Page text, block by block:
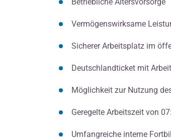
Vermögenswirksame
Sicherer Arbeitsplatz im
Deutschlandticket mit
Möglichkeit zur Nutzung
Geregelte Arbeitszeit von
Umfangreiche interne